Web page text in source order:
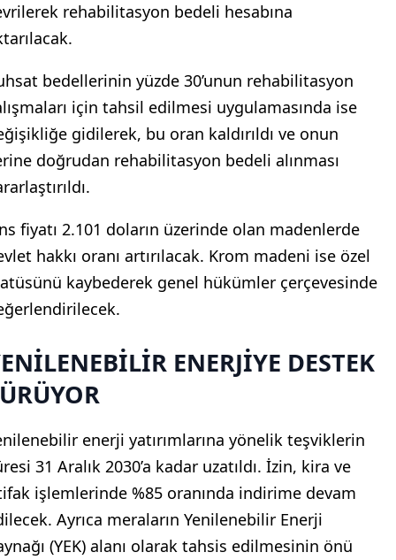
rehabilitasyon bedeli hesabına
bedellerinin yüzde 30’unun rehabilitasyon
için tahsil edilmesi uygulamasında ise
gidilerek, bu oran kaldırıldı ve onun
doğrudan rehabilitasyon bedeli alınması
fiyatı 2.101 doların üzerinde olan madenlerde
hakkı oranı artırılacak. Krom madeni ise özel
kaybederek genel hükümler çerçevesinde
ENERJİYE DESTEK
enerji yatırımlarına yönelik teşviklerin
31 Aralık 2030’a kadar uzatıldı. İzin, kira ve
işlemlerinde %85 oranında indirime devam
Ayrıca meraların Yenilenebilir Enerji
(YEK) alanı olarak tahsis edilmesinin önü